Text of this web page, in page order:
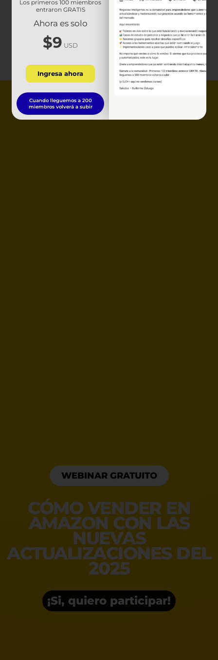
WEBINAR GRATUITO
CÓMO VENDER EN
AMAZON CON LAS
NUEVAS
ACTUALIZACIONES DEL
2025
¡Si, quiero participar!
Los primeros 100 miembros
entraron GRATIS
Ahora es solo
$9 USD
Ingresa ahora
Cuando lleguemos a 200
miembros volverá a subir